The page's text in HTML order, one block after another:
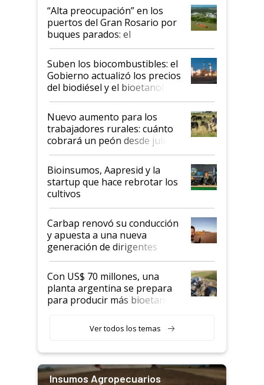
“Alta preocupación” en los
puertos del Gran Rosario por
buques parados: el
funcionamiento de las
exportadoras en tensión tras
la medida de fuerza de los
prácticos
Suben los biocombustibles: el
Gobierno actualizó los precios
del biodiésel y el bioetanol
Nuevo aumento para los
trabajadores rurales: cuánto
cobrará un peón desde julio
Bioinsumos, Aapresid y la
startup que hace rebrotar los
cultivos
Carbap renovó su conducción
y apuesta a una nueva
generación de dirigentes
rurales
Con US$ 70 millones, una
planta argentina se prepara
para producir más bioetanol
Ver todos los temas
Insumos Agropecuarios